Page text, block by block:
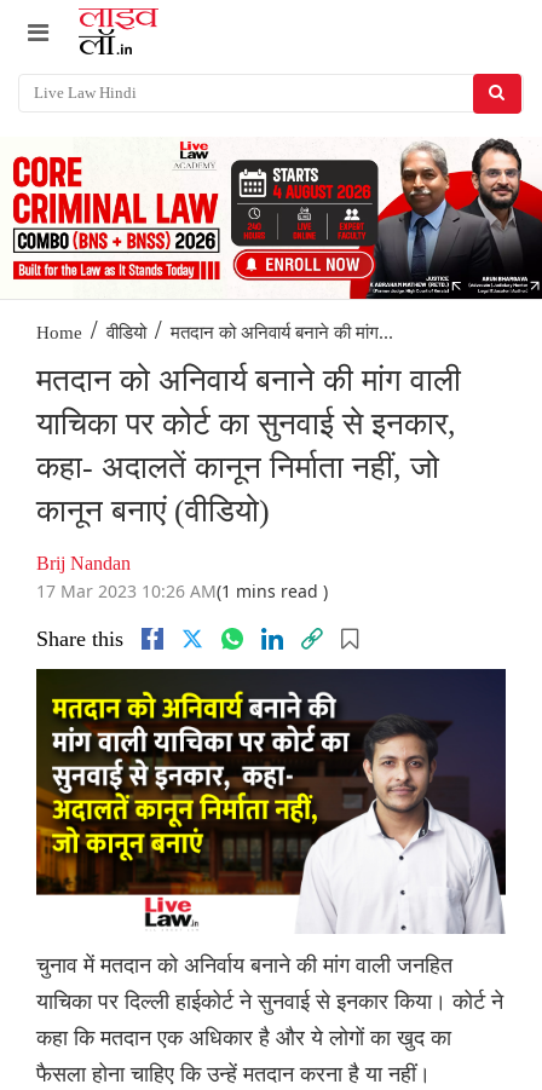
Home / वीडियो / मतदान को अनिवार्य बनाने की मांग...
मतदान को अनिवार्य बनाने की मांग वाली
याचिका पर कोर्ट का सुनवाई से इनकार,
कहा- अदालतें कानून निर्माता नहीं, जो
कानून बनाएं (वीडियो)
Brij Nandan
17 Mar 2023 10:26 AM(1 mins read )
Share this
चुनाव में मतदान को अनिर्वाय बनाने की मांग वाली जनहित
याचिका पर दिल्ली हाईकोर्ट ने सुनवाई से इनकार किया। कोर्ट ने
कहा कि मतदान एक अधिकार है और ये लोगों का खुद का
फैसला होना चाहिए कि उन्हें मतदान करना है या नहीं।